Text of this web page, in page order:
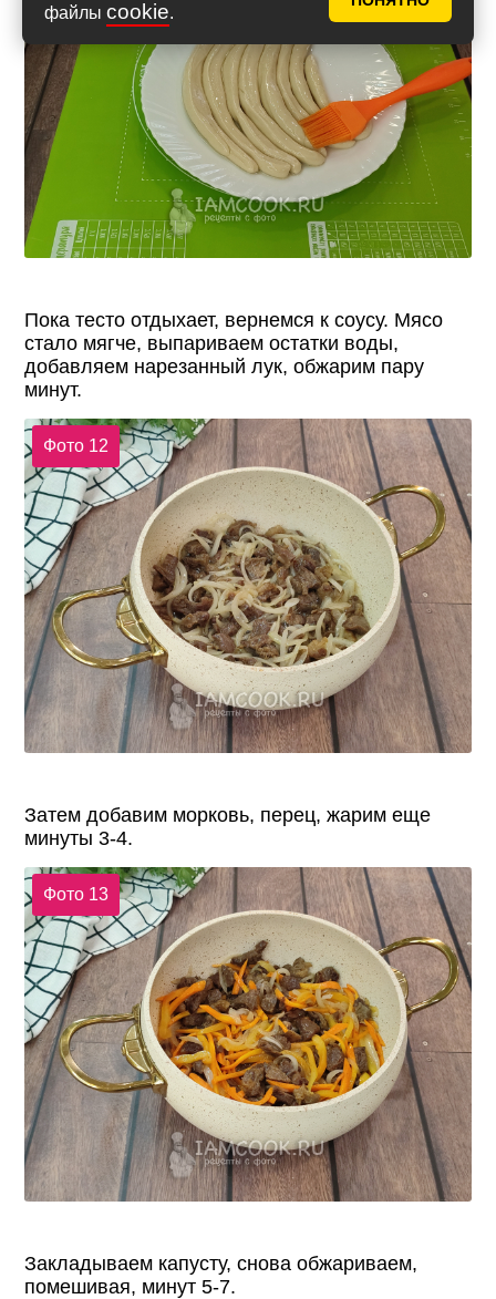
файлы cookie.
Пока тесто отдыхает, вернемся к соусу. Мясо
стало мягче, выпариваем остатки воды,
добавляем нарезанный лук, обжарим пару
минут.
Фото 12
Затем добавим морковь, перец, жарим еще
минуты 3-4.
Фото 13
Закладываем капусту, снова обжариваем,
помешивая, минут 5-7.